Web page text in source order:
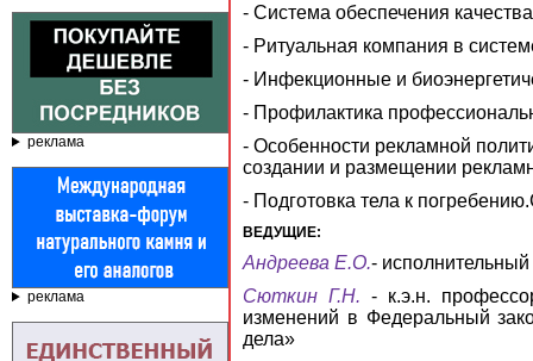
реклама
реклама
- Система обеспечения
- Ритуальная компания в
- Инфекционные и
- Профилактика
- Особенности рекламной
создании и размещении
- Подготовка тела к
ВЕДУЩИЕ:
Андреева Е.О.-
Сюткин Г.Н. - к.э.н.
изменений в Федеральный
дела»